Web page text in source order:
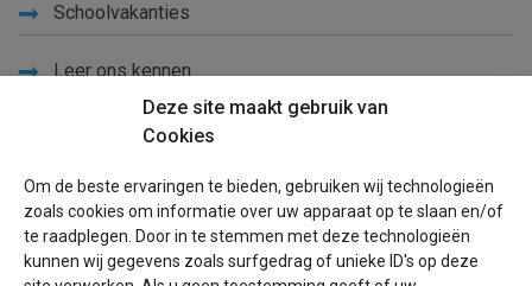
Deze site maakt gebruik van
Cookies
Om de beste ervaringen te bieden, gebruiken wij technologieën
zoals cookies om informatie over uw apparaat op te slaan en/of
te raadplegen. Door in te stemmen met deze technologieën
kunnen wij gegevens zoals surfgedrag of unieke ID's op deze
Schoolvakanties
Leer ons kennen
Sitemap
Blog